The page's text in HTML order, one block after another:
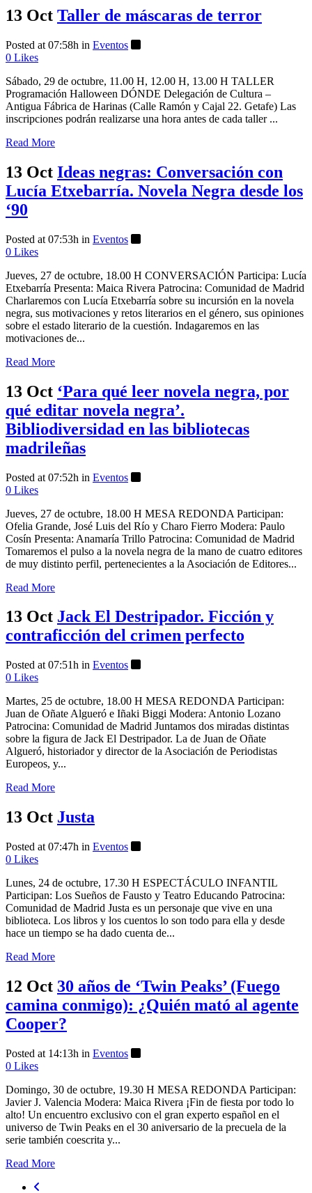
13 Oct Taller de máscaras de terror
Posted at 07:58h in Eventos
0 Likes
Sábado, 29 de octubre, 11.00 H, 12.00 H, 13.00 H TALLER
Programación Halloween DÓNDE Delegación de Cultura –
Antigua Fábrica de Harinas (Calle Ramón y Cajal 22. Getafe) Las
inscripciones podrán realizarse una hora antes de cada taller ...
Read More
13 Oct Ideas negras: Conversación con
Lucía Etxebarría. Novela Negra desde los
‘90
Posted at 07:53h in Eventos
0 Likes
Jueves, 27 de octubre, 18.00 H CONVERSACIÓN Participa: Lucía
Etxebarría Presenta: Maica Rivera Patrocina: Comunidad de Madrid
Charlaremos con Lucía Etxebarría sobre su incursión en la novela
negra, sus motivaciones y retos literarios en el género, sus opiniones
sobre el estado literario de la cuestión. Indagaremos en las
motivaciones de...
Read More
13 Oct ‘Para qué leer novela negra, por
qué editar novela negra’.
Bibliodiversidad en las bibliotecas
madrileñas
Posted at 07:52h in Eventos
0 Likes
Jueves, 27 de octubre, 18.00 H MESA REDONDA Participan:
Ofelia Grande, José Luis del Río y Charo Fierro Modera: Paulo
Cosín Presenta: Anamaría Trillo Patrocina: Comunidad de Madrid
Tomaremos el pulso a la novela negra de la mano de cuatro editores
de muy distinto perfil, pertenecientes a la Asociación de Editores...
Read More
13 Oct Jack El Destripador. Ficción y
contraficción del crimen perfecto
Posted at 07:51h in Eventos
0 Likes
Martes, 25 de octubre, 18.00 H MESA REDONDA Participan:
Juan de Oñate Algueró e Iñaki Biggi Modera: Antonio Lozano
Patrocina: Comunidad de Madrid Juntamos dos miradas distintas
sobre la figura de Jack El Destripador. La de Juan de Oñate
Algueró, historiador y director de la Asociación de Periodistas
Europeos, y...
Read More
13 Oct Justa
Posted at 07:47h in Eventos
0 Likes
Lunes, 24 de octubre, 17.30 H ESPECTÁCULO INFANTIL
Participan: Los Sueños de Fausto y Teatro Educando Patrocina:
Comunidad de Madrid Justa es un personaje que vive en una
biblioteca. Los libros y los cuentos lo son todo para ella y desde
hace un tiempo se ha dado cuenta de...
Read More
12 Oct 30 años de ‘Twin Peaks’ (Fuego
camina conmigo): ¿Quién mató al agente
Cooper?
Posted at 14:13h in Eventos
0 Likes
Domingo, 30 de octubre, 19.30 H MESA REDONDA Participan:
Javier J. Valencia Modera: Maica Rivera ¡Fin de fiesta por todo lo
alto! Un encuentro exclusivo con el gran experto español en el
universo de Twin Peaks en el 30 aniversario de la precuela de la
serie también coescrita y...
Read More